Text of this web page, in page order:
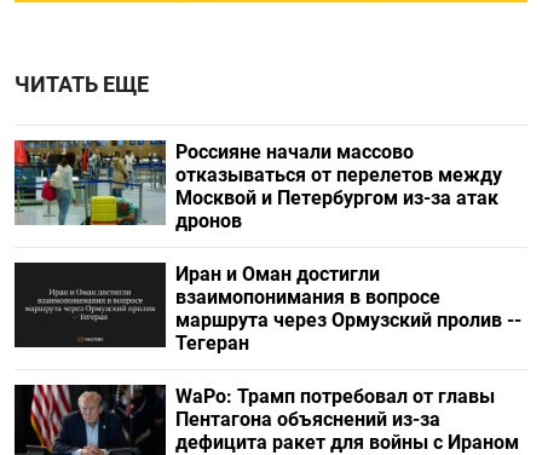
ЧИТАТЬ ЕЩЕ
Россияне начали массово
отказываться от перелетов между
Москвой и Петербургом из-за атак
дронов
Иран и Оман достигли
взаимопонимания в вопросе
маршрута через Ормузский пролив --
Тегеран
WaPo: Трамп потребовал от главы
Пентагона объяснений из-за
дефицита ракет для войны с Ираном